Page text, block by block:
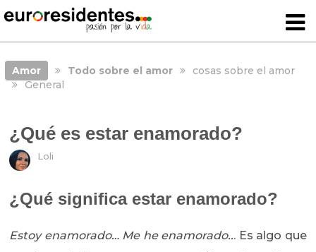
Amor Todo sobre el amor
cosas sobre el amor
General
¿Qué es estar enamorado?
Loli
¿Qué significa estar enamorado?
Estoy enamorado… Me he enamorado... Es algo que